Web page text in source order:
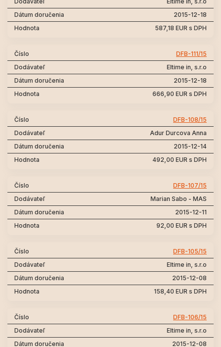
2015-12-18
587,18 EUR s DPH
DFB-111/15
Eltime in, s.r.o
2015-12-18
666,90 EUR s DPH
DFB-108/15
Adur Durcova Anna
2015-12-14
492,00 EUR s DPH
DFB-107/15
Marian Sabo - MAS
2015-12-11
92,00 EUR s DPH
DFB-105/15
Eltime in, s.r.o
2015-12-08
158,40 EUR s DPH
DFB-106/15
Eltime in, s.r.o
2015-12-08